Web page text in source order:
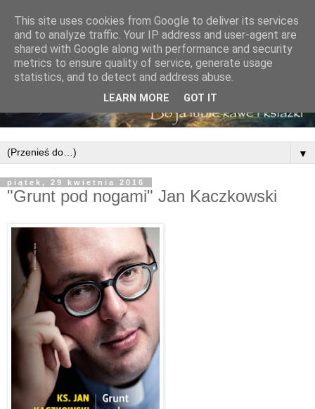
▼
piątek, 29 kwietnia 2016
"Grunt pod nogami" Jan Kaczkowski
This site uses cookies from Google to deliver its services
and to analyze traffic. Your IP address and user-agent are
shared with Google along with performance and security
metrics to ensure quality of service, generate usage
statistics, and to detect and address abuse.
LEARN MORE GOT IT